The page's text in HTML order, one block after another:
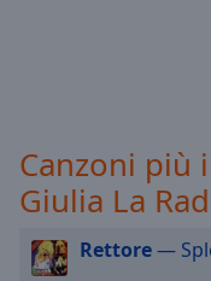
Audio
Track
in-
Picture
Canzoni più
Giulia La
Rettore—